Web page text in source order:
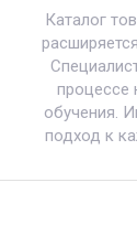
Каталог
процессе
обучения.
подход к